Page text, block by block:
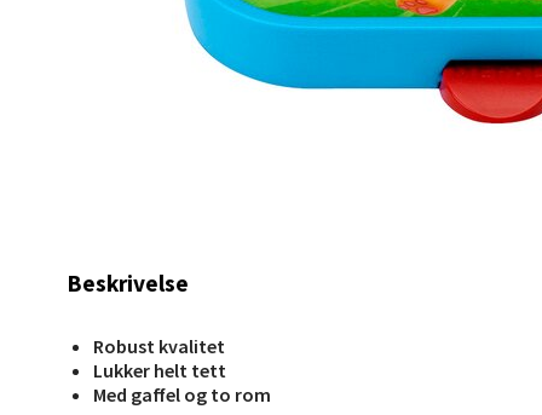
Beskrivelse
Robust kvalitet
Lukker helt tett
Med gaffel og to rom
Oslo
Erich
Åpent i